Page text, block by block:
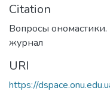
Citation
Вопросы
журнал
URI
https://